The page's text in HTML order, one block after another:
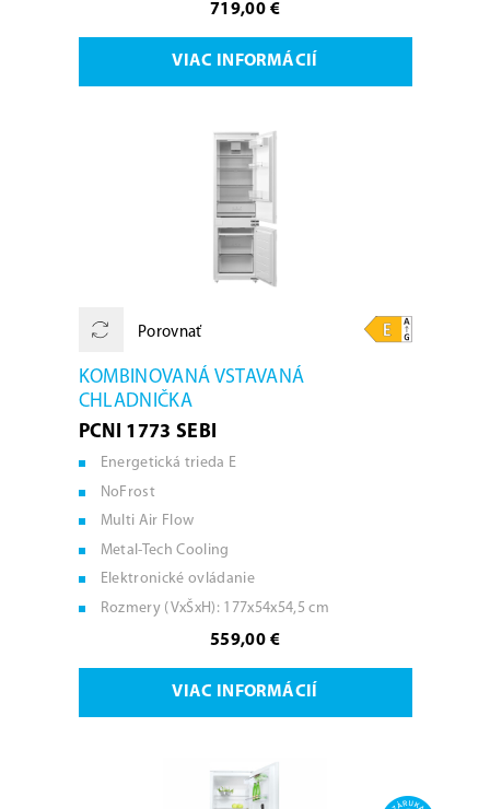
719,00 €
VIAC INFORMÁCIÍ
Porovnať
KOMBINOVANÁ VSTAVANÁ
CHLADNIČKA
PCNI 1773 SEBI
Energetická trieda E
NoFrost
Multi Air Flow
Metal-Tech Cooling
Elektronické ovládanie
Rozmery (VxŠxH): 177x54x54,5 cm
559,00 €
VIAC INFORMÁCIÍ